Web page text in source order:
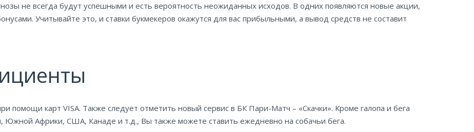
не всегда будут успешными и есть вероятность неожиданных исходов. В одних появляются новые акции,
Учитывайте это, и ставки букмекеров окажутся для вас прибыльными, а вывод средств не составит
помощи карт VISA. Также следует отметить новый сервис в БК Пари-Матч – «Скачки». Кроме галопа и бега
Южной Африки, США, Канаде и т.д., Вы также можете ставить ежедневно на собачьи бега.